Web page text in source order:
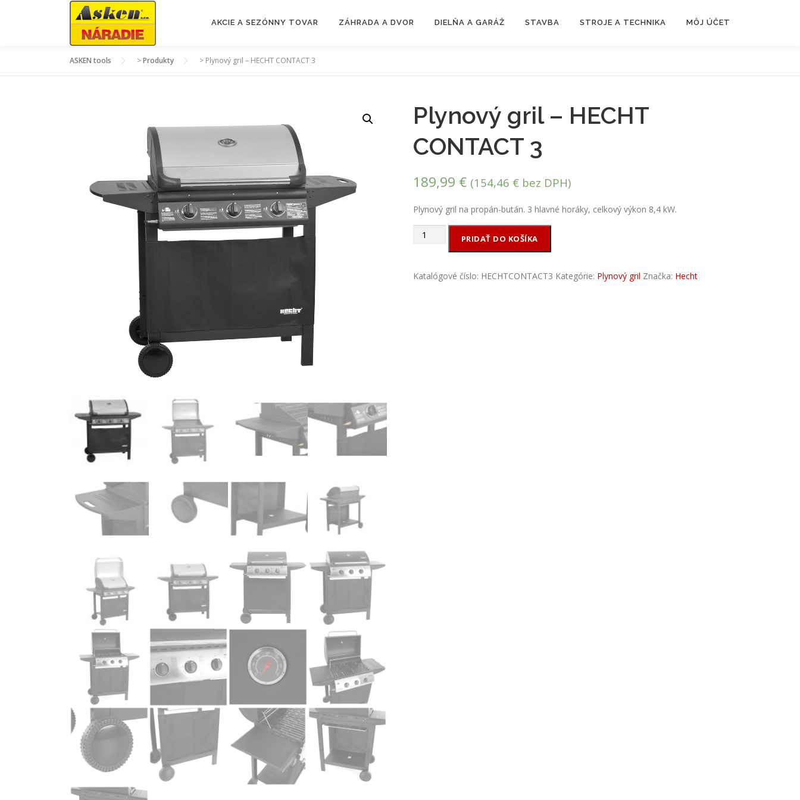
AKCIE A SEZÓNNY TOVAR ZÁHRADA A DVOR DIELŇA A GARÁŽ STAVBA STROJE A TECHNIKA MÔJ ÚČET
ASKEN tools >Produkty > Plynový gril – HECHT CONTACT 3
Plynový gril – HECHT
CONTACT 3
189,99 € (154,46 € bez DPH)
Plynový gril na propán-bután. 3 hlavné horáky, celkový výkon 8,4 kW.
množstvo
-
PRIDAŤ DO KOŠÍKA
Katalógové číslo: HECHTCONTACT3 Kategórie: Plynový gril Značka: Hecht